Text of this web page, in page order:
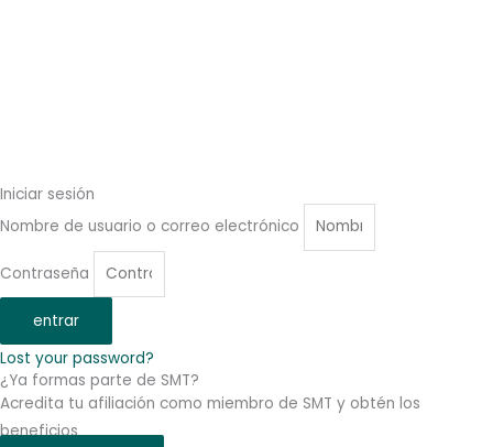
Iniciar sesión
Nombre de usuario o correo electrónico
Contraseña
entrar
Lost your password?
¿Ya formas parte de SMT?
Acredita tu afiliación como miembro de SMT y obtén los
beneficios